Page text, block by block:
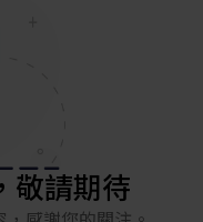
敬請期待
工與服務